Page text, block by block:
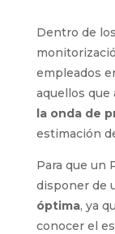
Dentro de
empleados
aquellos que
la onda de
estimación
Para que un
disponer de
óptima, ya
conocer el